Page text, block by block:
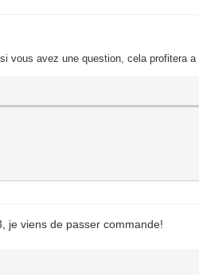
vous avez une question, cela profitera a
je viens de passer commande!